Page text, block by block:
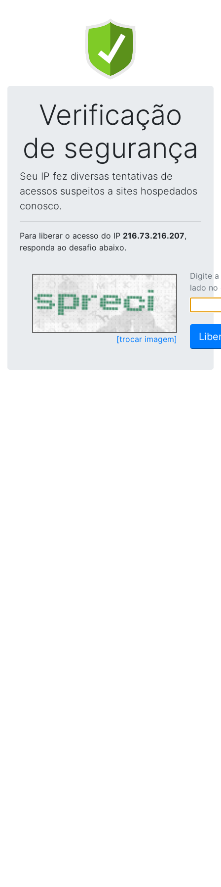
Verificação
de segurança
Seu IP fez diversas tentativas de
acessos suspeitos a sites hospedados
conosco.
Para liberar o acesso do IP 216.73.216.207,
responda ao desafio abaixo.
[trocar imagem]
Digite
lado no